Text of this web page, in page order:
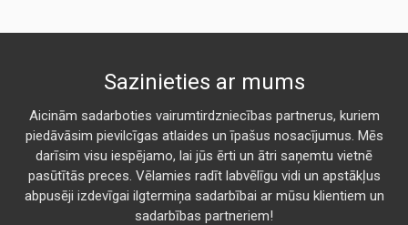
Sazinieties ar mums
Aicinām sadarboties vairumtirdzniecības partnerus, kuriem
piedāvāsim pievilcīgas atlaides un īpašus nosacījumus. Mēs
darīsim visu iespējamo, lai jūs ērti un ātri saņemtu vietnē
pasūtītās preces. Vēlamies radīt labvēlīgu vidi un apstākļus
abpusēji izdevīgai ilgtermiņa sadarbībai ar mūsu klientiem un
sadarbības partneriem!